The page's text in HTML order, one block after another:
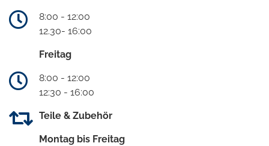
8:00 - 12:00
12.30- 16:00
Freitag
8:00 - 12:00
12:30 - 16:00
Teile & Zubehör
Montag bis Freitag